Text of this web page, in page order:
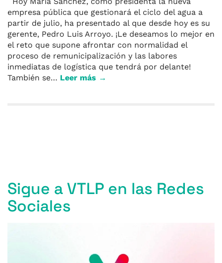
empresa pública que gestionará el ciclo del agua a
partir de julio, ha presentado al que desde hoy es su
gerente, Pedro Luis Arroyo. ¡Le deseamos lo mejor en
el reto que supone afrontar con normalidad el
proceso de remunicipalización y las labores
inmediatas de logística que tendrá por delante!
También se… Leer más →
Sigue a VTLP en las Redes
Sociales